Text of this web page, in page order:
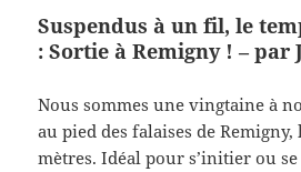
Suspendus à un fil, le
: Sortie à Remigny ! – par
Nous sommes une vingtaine à
au pied des falaises de Remigny,
mètres. Idéal pour s’initier ou